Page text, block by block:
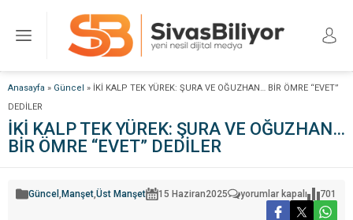
Anasayfa » Güncel » İKİ KALP TEK YÜREK: ŞURA VE OĞUZHAN… BİR ÖMRE “EVET”
DEDİLER
İKİ KALP TEK YÜREK: ŞURA VE OĞUZHAN…
BİR ÖMRE “EVET” DEDİLER
Güncel , Manşet,Üst Manşet 15 Haziran2025
İKİ
yorumlar kapalı 701